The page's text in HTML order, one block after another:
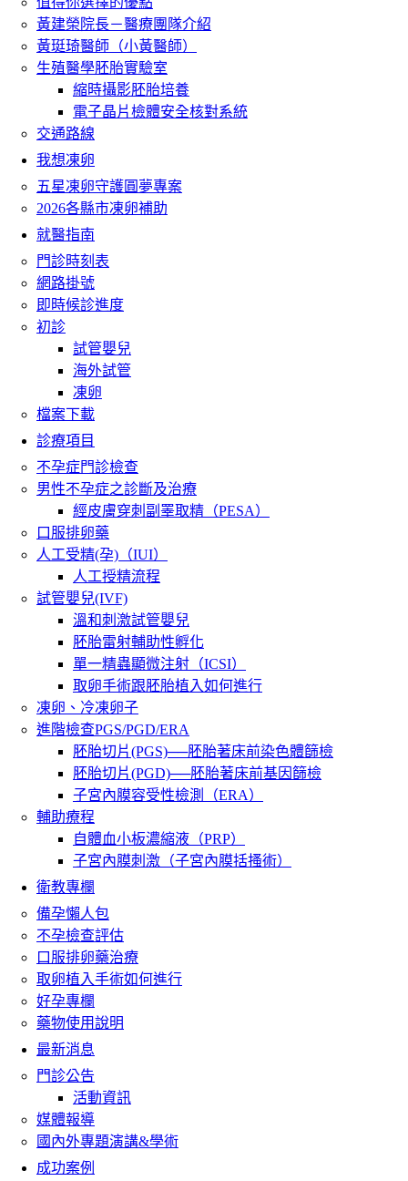
黃建榮院長－醫療團隊介紹
黃珽琦醫師（小黃醫師）
生殖醫學胚胎實驗室
縮時攝影胚胎培養
電子晶片檢體安全核對系統
交通路線
我想凍卵
五星凍卵守護圓夢專案
2026各縣市凍卵補助
就醫指南
門診時刻表
網路掛號
即時候診進度
初診
試管嬰兒
海外試管
凍卵
檔案下載
診療項目
不孕症門診檢查
男性不孕症之診斷及治療
經皮膚穿刺副睪取精（PESA）
口服排卵藥
人工受精(孕)（IUI）
人工授精流程
試管嬰兒(IVF)
溫和刺激試管嬰兒
胚胎雷射輔助性孵化
單一精蟲顯微注射（ICSI）
取卵手術跟胚胎植入如何進行
凍卵、冷凍卵子
進階檢查PGS/PGD/ERA
胚胎切片(PGS)──胚胎著床前染色體篩檢
胚胎切片(PGD)──胚胎著床前基因篩檢
子宮內膜容受性檢測（ERA）
輔助療程
自體血小板濃縮液（PRP）
子宮內膜刺激（子宮內膜括搔術）
衛教專欄
備孕懶人包
不孕檢查評估
口服排卵藥治療
取卵植入手術如何進行
好孕專欄
藥物使用說明
最新消息
門診公告
活動資訊
媒體報導
國內外專題演講&學術
成功案例